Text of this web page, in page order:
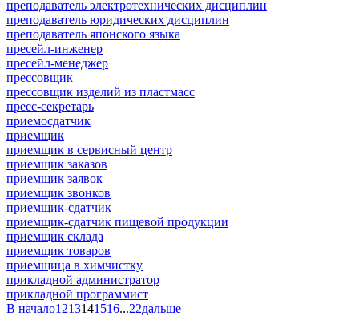
преподаватель электротехнических дисциплин
преподаватель юридических дисциплин
преподаватель японского языка
пресейл-инженер
пресейл-менеджер
прессовщик
прессовщик изделий из пластмасс
пресс-секретарь
приемосдатчик
приемщик
приемщик в сервисный центр
приемщик заказов
приемщик заявок
приемщик звонков
приемщик-сдатчик
приемщик-сдатчик пищевой продукции
приемщик склада
приемщик товаров
приемщица в химчистку
прикладной администратор
прикладной программист
В начало1213141516...22дальше